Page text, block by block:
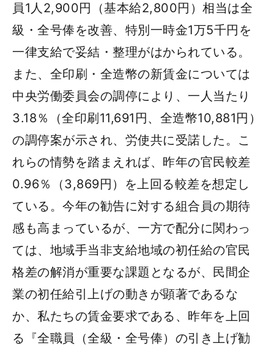
員1人2,900円（基本給2,800円）相当は全
級・全号俸を改善、特別一時金1万5千円を
一律支給で妥結・整理がはかられている。
また、全印刷・全造幣の新賃金については
中央労働委員会の調停により、一人当たり
3.18％（全印刷11,691円、全造幣10,881円）
の調停案が示され、労使共に受諾した。こ
れらの情勢を踏まえれば、昨年の官民較差
0.96％（3,869円）を上回る較差を想定し
ている。今年の勧告に対する組合員の期待
感も高まっているが、一方で配分に関わっ
ては、地域手当非支給地域の初任給の官民
格差の解消が重要な課題となるが、民間企
業の初任給引上げの動きが顕著であるな
か、私たちの賃金要求である、昨年を上回
る『全職員（全級・全号俸）の引き上げ勧